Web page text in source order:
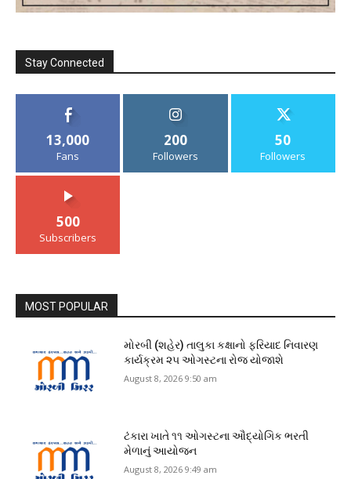
Stay Connected
13,000
Fans
200
Followers
50
Followers
500
Subscribers
MOST POPULAR
મોરબી (શહેર) તાલુકા કક્ષાનો ફરિયાદ નિવારણ
કાર્યક્રમ ૨૫ ઓગસ્ટના રોજ યોજાશે
August 8, 2026 9:50 am
ટંકારા ખાતે ૧૧ ઓગસ્ટના ઔદ્યોગિક ભરતી
મેળાનું આયોજન
August 8, 2026 9:49 am